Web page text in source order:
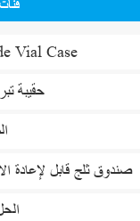
Vial Case
حقيبة
صندوق ثلج قابل لإعادة